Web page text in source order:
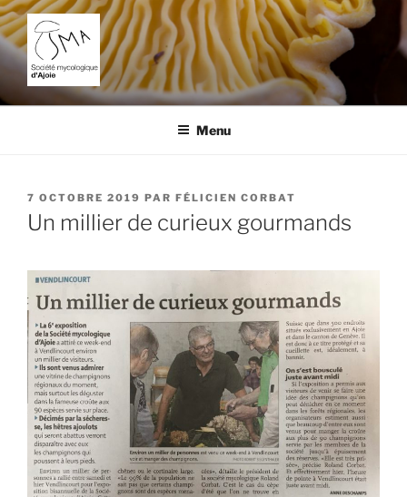
Aller
au
contenu
principal
SOCIÉTÉ MYCOLOGIQUE
L'étude des champignons dans la région de Porrentruy.
Menu
PUBLIÉ
LE
7 OCTOBRE 2019 PAR FÉLICIEN CORBAT
Un millier de curieux gourmands